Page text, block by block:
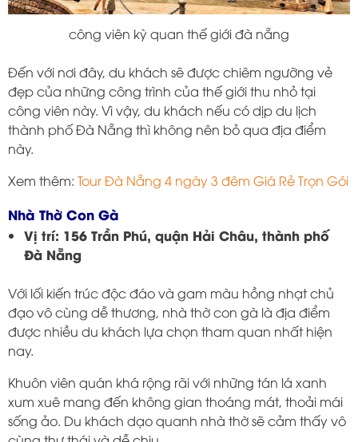
công viên kỳ quan thế giới đà nẵng
Đến với nơi đây, du khách sẽ được chiêm ngưỡng vẻ
đẹp của những công trình của thế giới thu nhỏ tại
công viên này. Vì vậy, du khách nếu có dịp du lịch
thành phố Đà Nẵng thì không nên bỏ qua địa điểm
này.
Xem thêm: Tour Đà Nẵng 4 ngày 3 đêm Giá Rẻ Trọn Gói
Nhà Thờ Con Gà
Vị trí: 156 Trần Phú, quận Hải Châu, thành phố
Đà Nẵng
Với lối kiến ​​trúc độc đáo và gam màu hồng nhạt chủ
đạo vô cùng dễ thương, nhà thờ con gà là địa điểm
được nhiều du khách lựa chọn tham quan nhất hiện
nay.
Khuôn viên quán khá rộng rãi với những tán lá xanh
xum xuê mang đến không gian thoáng mát, thoải mái
sống ảo. Du khách dạo quanh nhà thờ sẽ cảm thấy vô